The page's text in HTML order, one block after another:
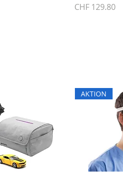
Preis
CHF 129.80
AKTION